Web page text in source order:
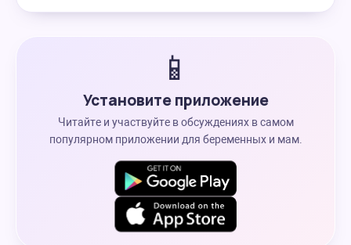
📱
Установите приложение
Читайте и участвуйте в обсуждениях в самом
популярном приложении для беременных и мам.